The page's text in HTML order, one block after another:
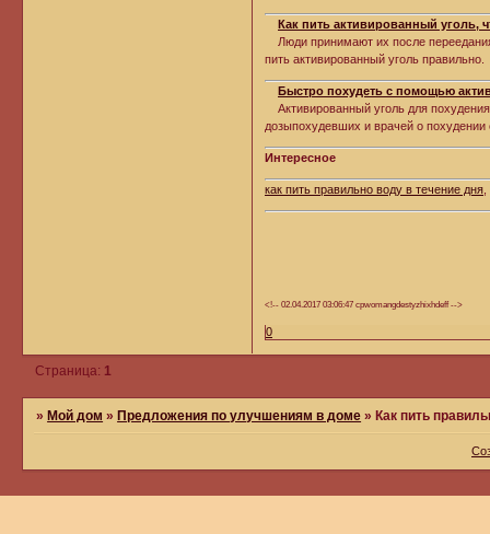
Как пить активированный уголь,
Люди принимают их после
пить активированный уголь
Быстро похудеть с помощью
Активированный уголь для
дозыпохудевших и врачей о
Интересное
как пить правильно воду в течение дня
<!-- 02.04.2017 03:06:47 cpwomangdestyzhixhdeff -->
0
Страница: 1
» Мой дом » Предложения по улучшениям в доме » Как пить